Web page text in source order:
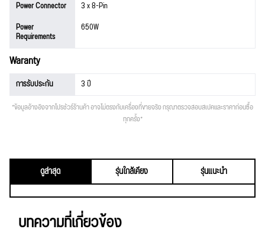
Power Connector
3 x 8-Pin
Power
Requirements
650W
Waranty
การรับประกัน 3 ปี
*ข้อมูลอ้างอิงจากโปรชัวร์ร้านค้า อาจไม่ตรงกับเครื่องที่ขายจริง กรุณาตรวจสอบสเปคและราคาก่อนซื้อ
ทุกครั้ง*
ดูล่าสุด รุ่นใกล้เคียง รุ่นแนะนำ
บทความที่เกี่ยวข้อง